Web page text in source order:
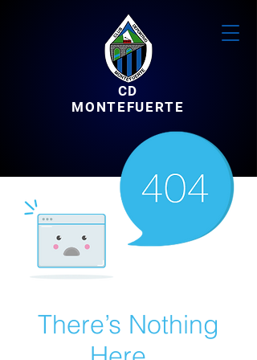
CD
MONTEFUERTE
There’s Nothing